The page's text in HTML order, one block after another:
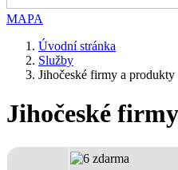
MAPA
Úvodní stránka
Služby
Jihočeské firmy a produkty
Jihočeské